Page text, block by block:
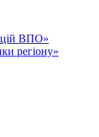
ВПО»
регіону»